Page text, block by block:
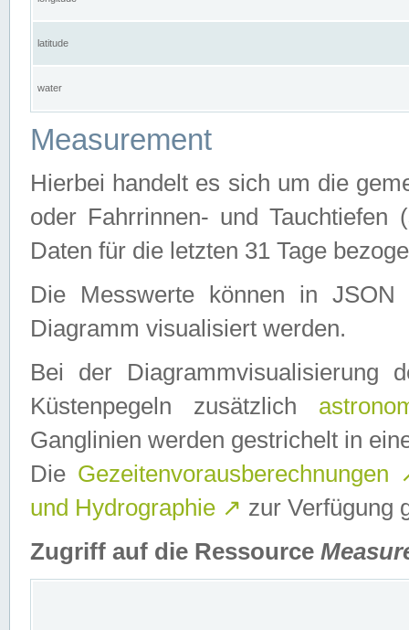
latitude
water
Measurement
Hierbei handelt es sich um die
oder Fahrrinnen- und Tauchtiefen
Daten für die letzten 31 Tage
Die Messwerte können in
Diagramm visualisiert werden.
Bei der Diagrammvisualisierung
Küstenpegeln zusätzlich
Ganglinien werden gestrichelt in
Die Gezeitenvorausberechnungen
und Hydrographie ↗ zur Verfügung
Zugriff auf die Ressource